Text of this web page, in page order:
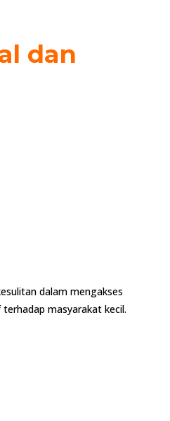
dan
dalam mengakses
masyarakat kecil.